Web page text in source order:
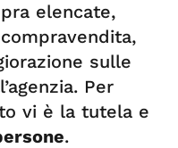
elencate,
sulle
Per
vi è la tutela e
.